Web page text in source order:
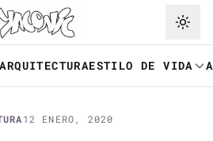
principal
ESTILO DE VIDA
12 ENERO, 2020